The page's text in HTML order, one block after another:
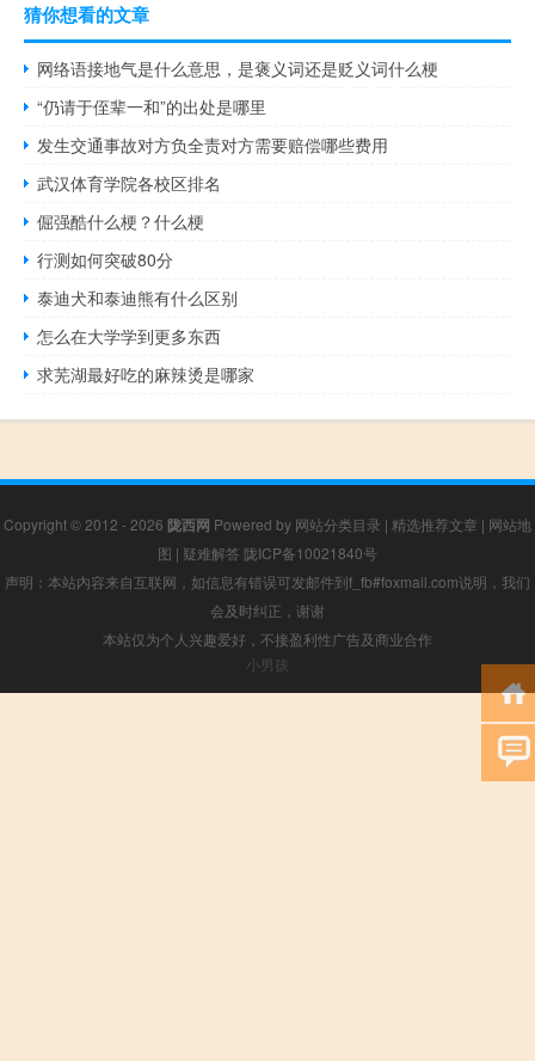
猜你想看的文章
网络语接地气是什么意思，是褒义词还是贬义词什么梗
“仍请于侄辈一和”的出处是哪里
发生交通事故对方负全责对方需要赔偿哪些费用
武汉体育学院各校区排名
倔强酷什么梗？什么梗
行测如何突破80分
泰迪犬和泰迪熊有什么区别
怎么在大学学到更多东西
求芜湖最好吃的麻辣烫是哪家
Copyright © 2012 - 2026 陇西网 Powered by 网站分类目录 | 精选推荐文章 | 网站地
图 | 疑难解答 陇ICP备10021840号
声明：本站内容来自互联网，如信息有错误可发邮件到f_fb#foxmail.com说明，我们
会及时纠正，谢谢
本站仅为个人兴趣爱好，不接盈利性广告及商业合作
小男孩